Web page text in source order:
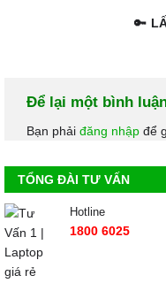
🔑
Để lại một bình
Bạn phải đăng nhập để
TỔNG ĐÀI TƯ VẤN
Hotline
1800 6025